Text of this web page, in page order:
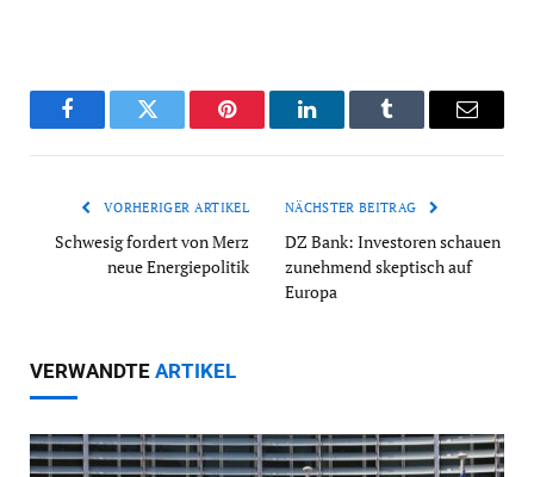
FacebookTwitter Pinterest LinkedInTumblr Email
VORHERIGER ARTIKEL
Schwesig fordert von Merz
neue Energiepolitik
NÄCHSTER BEITRAG
DZ Bank: Investoren schauen
zunehmend skeptisch auf
Europa
VERWANDTE ARTIKEL